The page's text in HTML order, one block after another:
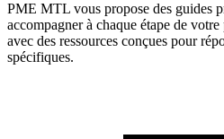
PME MTL vous propose des guides
accompagner à chaque étape de
avec des ressources conçues pour
spécifiques.